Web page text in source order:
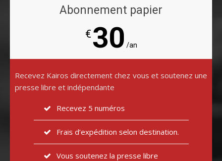
Abonnement papier
€30 /an
Recevez Kairos directement chez vous et soutenez une
presse libre et indépendante
Recevez 5 numéros
Frais d’expédition selon destination.
Vous soutenez la presse libre